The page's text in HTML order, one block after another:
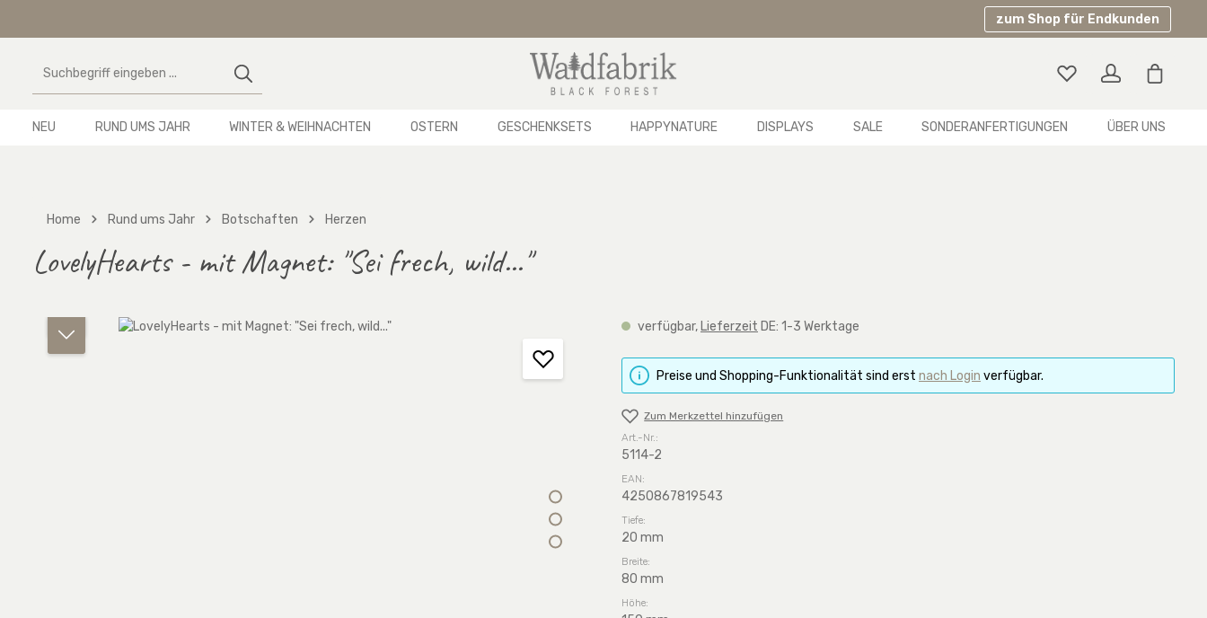
zum Shop für Endkunden
NEU RUND UMS JAHR WINTER & WEIHNACHTEN OSTERN GESCHENKSETS HAPPYNATURE DISPLAYS SALE SONDERANFERTIGUNGEN ÜBER UNS
Home Rund ums Jahr Botschaften Herzen
LovelyHearts - mit Magnet: "Sei frech, wild..."
Bildergalerie überspringen verfügbar, Lieferzeit DE: 1-3 Werktage
Preise und Shopping-Funktionalität sind erst nach Login verfügbar.
Zum Merkzettel hinzufügen
Art.-Nr.:
5114-2
EAN:
4250867819543
Tiefe:
20 mm
Breite:
80 mm
Höhe: